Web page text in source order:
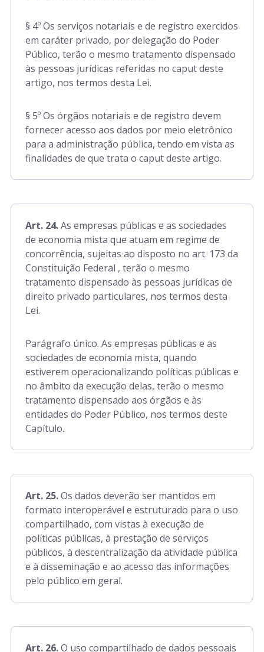
§ 4º Os serviços notariais e de registro exercidos
em caráter privado, por delegação do Poder
Público, terão o mesmo tratamento dispensado
às pessoas jurídicas referidas no caput deste
artigo, nos termos desta Lei.
§ 5º Os órgãos notariais e de registro devem
fornecer acesso aos dados por meio eletrônico
para a administração pública, tendo em vista as
finalidades de que trata o caput deste artigo.
Art. 24.As empresas públicas e as sociedades
de economia mista que atuam em regime de
concorrência, sujeitas ao disposto no art. 173 da
Constituição Federal , terão o mesmo
tratamento dispensado às pessoas jurídicas de
direito privado particulares, nos termos desta
Lei.
Parágrafo único. As empresas públicas e as
sociedades de economia mista, quando
estiverem operacionalizando políticas públicas e
no âmbito da execução delas, terão o mesmo
tratamento dispensado aos órgãos e às
entidades do Poder Público, nos termos deste
Capítulo.
Art. 25.Os dados deverão ser mantidos em
formato interoperável e estruturado para o uso
compartilhado, com vistas à execução de
políticas públicas, à prestação de serviços
públicos, à descentralização da atividade pública
e à disseminação e ao acesso das informações
pelo público em geral.
Art. 26.O uso compartilhado de dados pessoais